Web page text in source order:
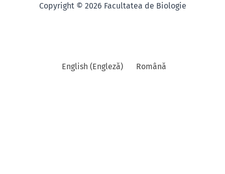
Copyright © 2026 Facultatea de Biologie
English (Engleză) Română